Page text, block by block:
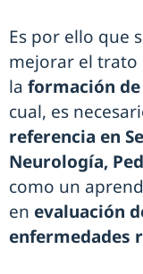
Es por ello que
mejorar el trato
la formación
cual, es
referencia en
Neurología,
como un
en evaluación
enfermedades